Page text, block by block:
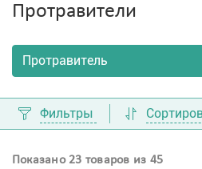
Протравители
Фильтры
Показано 23 товаров из 45